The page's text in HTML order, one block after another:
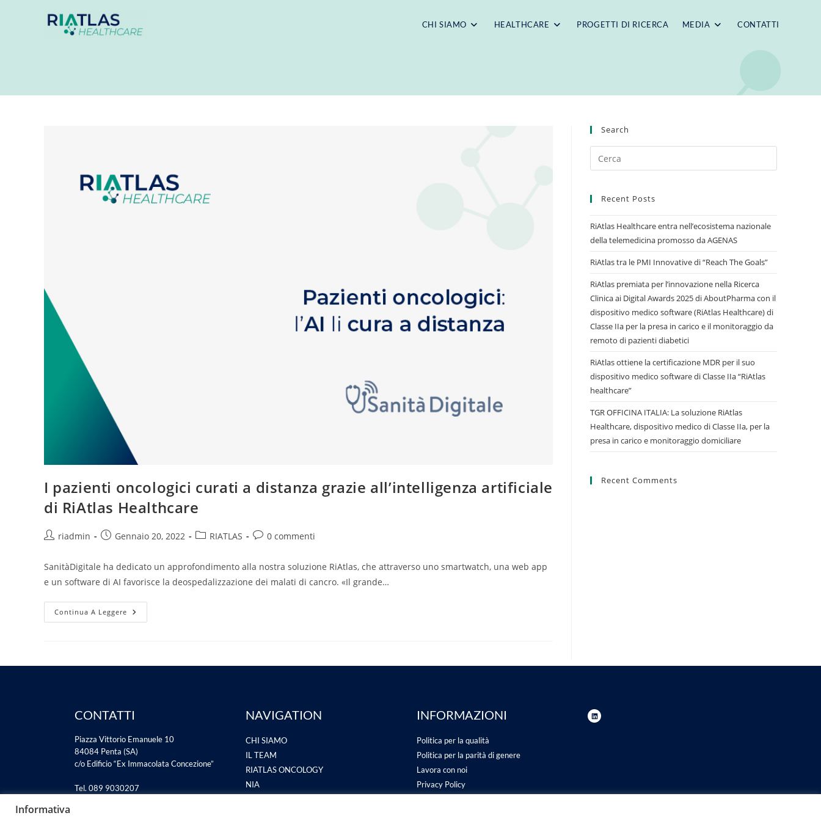
CHI SIAMO HEALTHCARE PROGETTI DI RICERCA MEDIA CONTATTI
I pazienti oncologici curati a distanza grazie all’intelligenza artificiale
di RiAtlas Healthcare
riadmin Gennaio 20, 2022 RIATLAS 0 commenti
SanitàDigitale ha dedicato un approfondimento alla nostra soluzione RiAtlas, che attraverso uno smartwatch, una web app
e un software di AI favorisce la deospedalizzazione dei malati di cancro. «Il grande…
Continua A Leggere
Search
Recent Posts
RiAtlas Healthcare entra nell’ecosistema nazionale
della telemedicina promosso da AGENAS
RiAtlas tra le PMI Innovative di “Reach The Goals”
RiAtlas premiata per l’innovazione nella Ricerca
Clinica ai Digital Awards 2025 di AboutPharma con il
dispositivo medico software (RiAtlas Healthcare) di
Classe IIa per la presa in carico e il monitoraggio da
remoto di pazienti diabetici
RiAtlas ottiene la certificazione MDR per il suo
dispositivo medico software di Classe IIa “RiAtlas
healthcare”
TGR OFFICINA ITALIA: La soluzione RiAtlas
Healthcare, dispositivo medico di Classe IIa, per la
presa in carico e monitoraggio domiciliare
Recent Comments
CONTATTI
Piazza Vittorio Emanuele 10
84084 Penta (SA)
c/o Edificio “Ex Immacolata Concezione”
Tel. 089 9030207
NAVIGATION
CHI SIAMO
IL TEAM
RIATLAS ONCOLOGY
NIA
INFORMAZIONI
Politica per la qualità
Politica per la parità di genere
Lavora con noi
Privacy Policy
Informativa